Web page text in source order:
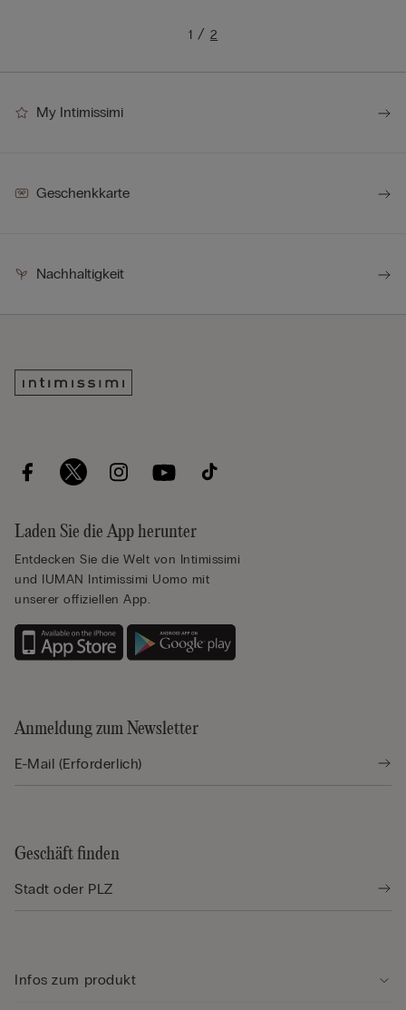
1 2
My Intimissimi
Geschenkkarte
Nachhaltigkeit
Laden Sie die App herunter
Entdecken Sie die Welt von Intimissimi
und IUMAN Intimissimi Uomo mit
unserer offiziellen App.
Anmeldung zum Newsletter
Geschäft finden
Infos zum produkt